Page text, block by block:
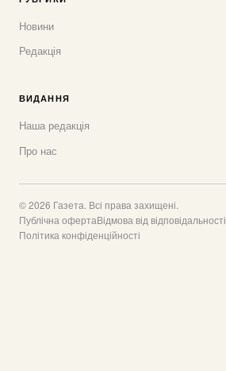
Новини
Редакція
ВИДАННЯ
Наша редакція
Про нас
© 2026 Газета. Всі права захищені.
Публічна офертаВідмова від відповідальності
Політика конфіденційності